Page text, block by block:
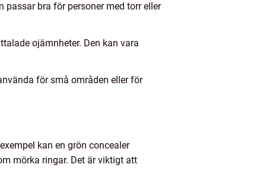
passar bra för personer med torr eller
ojämnheter. Den kan vara
för små områden eller för
kan en grön concealer
mörka ringar. Det är viktigt att